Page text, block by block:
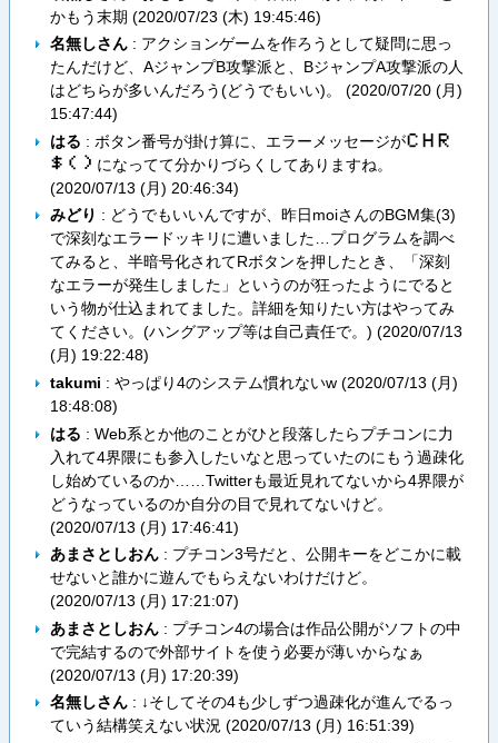
かもう末期 (2020/07/23 (木) 19:45:46)
名無しさん: アクションゲームを作ろうとして疑問に思っ
たんだけど、AジャンプB攻撃派と、BジャンプA攻撃派の人
はどちらが多いんだろう(どうでもいい)。 (2020/07/20 (月)
15:47:44)
はる : ボタン番号が掛け算に、エラーメッセージがC​H​R​
$​(​) になってて分かりづらくしてありますね。
(2020/07/13 (月) 20:46:34)
みどり : どうでもいいんですが、昨日moiさんのBGM集(3)
で深刻なエラードッキリに遭いました…プログラムを調べ
てみると、半暗号化されてRボタンを押したとき、「深刻
なエラーが発生しました」というのが狂ったようにでると
いう物が仕込まれてました。詳細を知りたい方はやってみ
てください。(ハングアップ等は自己責任で。) (2020/07/13
(月) 19:22:48)
takumi : やっぱり4のシステム慣れないw (2020/07/13 (月)
18:48:08)
はる : Web系とか他のことがひと段落したらプチコンに力
入れて4界隈にも参入したいなと思っていたのにもう過疎化
し始めているのか……Twitterも最近見れてないから4界隈が
どうなっているのか自分の目で見れてないけど。
(2020/07/13 (月) 17:46:41)
あまさとしおん: プチコン3号だと、公開キーをどこかに載
せないと誰かに遊んでもらえないわけだけど。
(2020/07/13 (月) 17:21:07)
あまさとしおん: プチコン4の場合は作品公開がソフトの中
で完結するので外部サイトを使う必要が薄いからなぁ
(2020/07/13 (月) 17:20:39)
名無しさん: ↓そしてその4も少しずつ過疎化が進んでるっ
ていう結構笑えない状況 (2020/07/13 (月) 16:51:39)